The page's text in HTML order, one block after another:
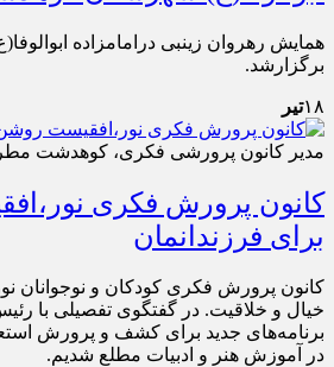
همایش رهروان زینبی درامامزاده
برگزارشد.
۱۸تیر
مدیر کانون پرورشی فکری، کوهدشت
کانون پرورش فکری
برای فرزندانمان
کانون پرورش فکری کودکان و نوجوانان
خیال و خلاقیت. در گفتگوی تفصیلی با
برنامه‌های جدید برای کشف و پرورش
در آموزش هنر و ادبیات مطلع شدیم.